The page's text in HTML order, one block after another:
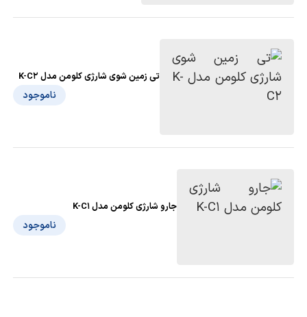
تی زمین شوی شارژی کلومن مدل K-C2
ناموجود
جارو شارژی کلومن مدل K-C1
ناموجود